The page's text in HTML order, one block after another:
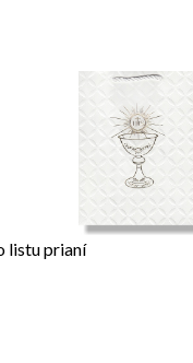
listu prianí